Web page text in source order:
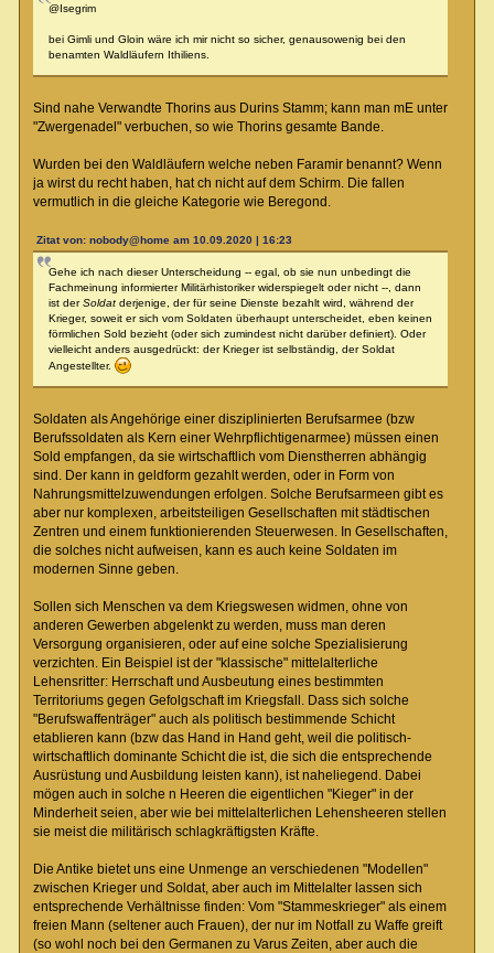
@Isegrim
bei Gimli und Gloin wäre ich mir nicht so sicher, genausowenig bei den
benamten Waldläufern Ithiliens.
Sind nahe Verwandte Thorins aus Durins Stamm; kann man mE unter
"Zwergenadel" verbuchen, so wie Thorins gesamte Bande.
Wurden bei den Waldläufern welche neben Faramir benannt? Wenn
ja wirst du recht haben, hat ch nicht auf dem Schirm. Die fallen
vermutlich in die gleiche Kategorie wie Beregond.
Zitat von: nobody@home am 10.09.2020 | 16:23
Gehe ich nach dieser Unterscheidung -- egal, ob sie nun unbedingt die
Fachmeinung informierter Militärhistoriker widerspiegelt oder nicht --, dann
ist derSoldatderjenige, der für seine Dienste bezahlt wird, während der
Krieger, soweit er sich vom Soldaten überhaupt unterscheidet, eben keinen
förmlichen Sold bezieht (oder sich zumindest nicht darüber definiert). Oder
vielleicht anders ausgedrückt: der Krieger ist selbständig, der Soldat
Angestellter.
Soldaten als Angehörige einer disziplinierten Berufsarmee (bzw
Berufssoldaten als Kern einer Wehrpflichtigenarmee) müssen einen
Sold empfangen, da sie wirtschaftlich vom Dienstherren abhängig
sind. Der kann in geldform gezahlt werden, oder in Form von
Nahrungsmittelzuwendungen erfolgen. Solche Berufsarmeen gibt es
aber nur komplexen, arbeitsteiligen Gesellschaften mit städtischen
Zentren und einem funktionierenden Steuerwesen. In Gesellschaften,
die solches nicht aufweisen, kann es auch keine Soldaten im
modernen Sinne geben.
Sollen sich Menschen va dem Kriegswesen widmen, ohne von
anderen Gewerben abgelenkt zu werden, muss man deren
Versorgung organisieren, oder auf eine solche Spezialisierung
verzichten. Ein Beispiel ist der "klassische" mittelalterliche
Lehensritter: Herrschaft und Ausbeutung eines bestimmten
Territoriums gegen Gefolgschaft im Kriegsfall. Dass sich solche
"Berufswaffenträger" auch als politisch bestimmende Schicht
etablieren kann (bzw das Hand in Hand geht, weil die politisch-
wirtschaftlich dominante Schicht die ist, die sich die entsprechende
Ausrüstung und Ausbildung leisten kann), ist naheliegend. Dabei
mögen auch in solche n Heeren die eigentlichen "Kieger" in der
Minderheit seien, aber wie bei mittelalterlichen Lehensheeren stellen
sie meist die militärisch schlagkräftigsten Kräfte.
Die Antike bietet uns eine Unmenge an verschiedenen "Modellen"
zwischen Krieger und Soldat, aber auch im Mittelalter lassen sich
entsprechende Verhältnisse finden: Vom "Stammeskrieger" als einem
freien Mann (seltener auch Frauen), der nur im Notfall zu Waffe greift
(so wohl noch bei den Germanen zu Varus Zeiten, aber auch die